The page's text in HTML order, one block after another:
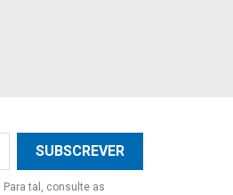
tal, consulte as